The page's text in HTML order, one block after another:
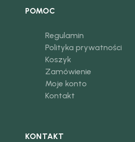
POMOC
Regulamin
Polityka prywatności
Koszyk
Zamówienie
Moje konto
Kontakt
KONTAKT